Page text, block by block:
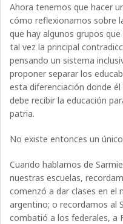
Ahora tenemos que hacer
cómo reflexionamos sobre
que hay algunos grupos
tal vez la principal
pensando un sistema
proponer separar los
esta diferenciación donde
debe recibir la educación
patria.
No existe entonces un
Cuando hablamos de
nuestras escuelas,
comenzó a dar clases en el
argentino; o recordamos al
combatió a los federales, a